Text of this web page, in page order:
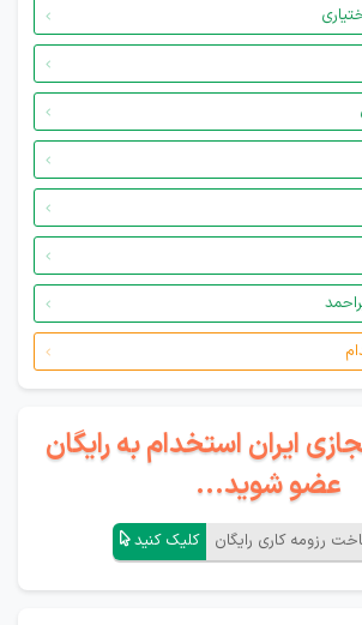
ایران استخدام به رایگان
عضو شوید...
رزومه کاری رایگان کلیک کنید